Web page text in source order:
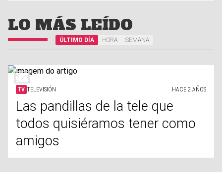
LO MÁS LEÍDO
ÚLTIMO DÍA HORA SEMANA
TV TELEVISIÓN HACE 2 AÑOS
Las pandillas de la tele que
todos quisiéramos tener como
amigos